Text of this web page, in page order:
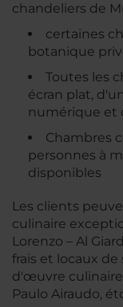
chandeliers de
certaines
botanique
Toutes les
écran plat,
numérique et
Chambres
personnes à
disponibles
Les clients
culinaire
Lorenzo – Al
frais et locaux
d'œuvre
Paulo Airaudo,